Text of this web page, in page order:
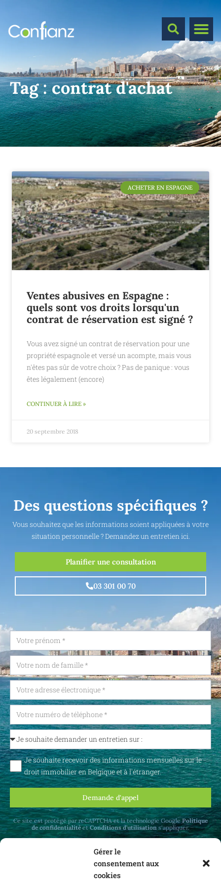
Gérer le
consentement aux
cookies
Tag :contrat d'achat
ACHETER EN ESPAGNE
Ventes abusives en Espagne :
quels sont vos droits lorsqu'un
contrat de réservation est signé ?
Vous avez signé un contrat de réservation pour une
propriété espagnole et versé un acompte, mais vous
n'êtes pas sûr de votre choix ? Pas de panique : vous
êtes légalement (encore)
CONTINUER À LIRE »
20 septembre 2018
Des questions spécifiques ?
Vous souhaitez que les informations soient appliquées à votre
situation personnelle ? Demandez un entretien ici.
Planifier une consultation
03 301 00 70
Je souhaite recevoir des informations mensuelles sur le
droit immobilier en Belgique et à l'étranger.
Demande d'appel
Ce site est protégé par reCAPTCHA et la technologie GooglePolitique
de confidentialitéetConditions d'utilisation s'appliquer.